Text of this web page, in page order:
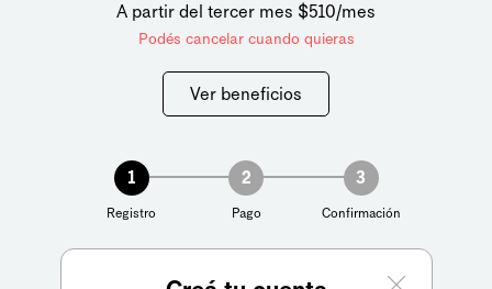
A partir del tercer mes $510/mes
Podés cancelar cuando quieras
Ver beneficios
1
Registro
2
Pago
3
Confirmación